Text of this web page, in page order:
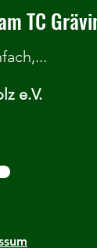
TC
e.V.